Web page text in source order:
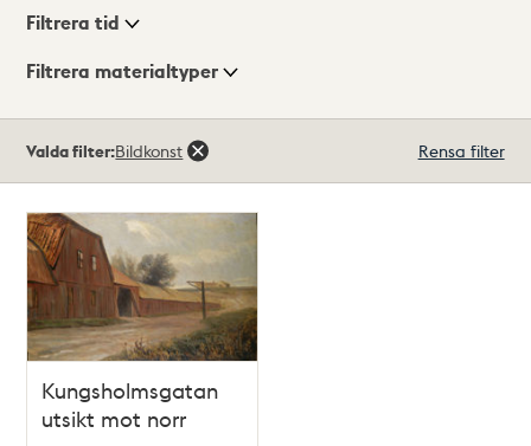
Visningsläge
Filtrera tid
Filtrera materialtyper
träffar
Valda filter:Bildkonst Rensa filter
Kungsholmsgatan
utsikt mot norr